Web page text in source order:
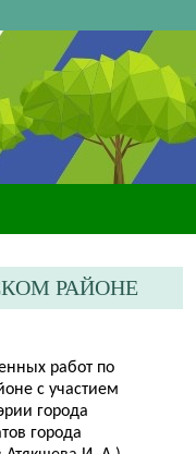
РАЙОНЕ
работ по
с участием
города
города